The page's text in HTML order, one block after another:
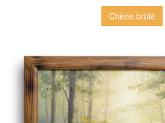
Chêne brûlé